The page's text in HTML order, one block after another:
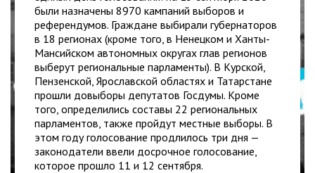
были назначены 8970 кампаний выборов и
референдумов. Граждане выбирали губернаторов
в 18 регионах (кроме того, в Ненецком и Ханты-
Мансийском автономных округах глав регионов
выберут региональные парламенты). В Курской,
Пензенской, Ярославской областях и Татарстане
прошли довыборы депутатов Госдумы. Кроме
того, определились составы 22 региональных
парламентов, также пройдут местные выборы. В
этом году голосование продлилось три дня —
законодатели ввели досрочное голосование,
которое прошло 11 и 12 сентября.